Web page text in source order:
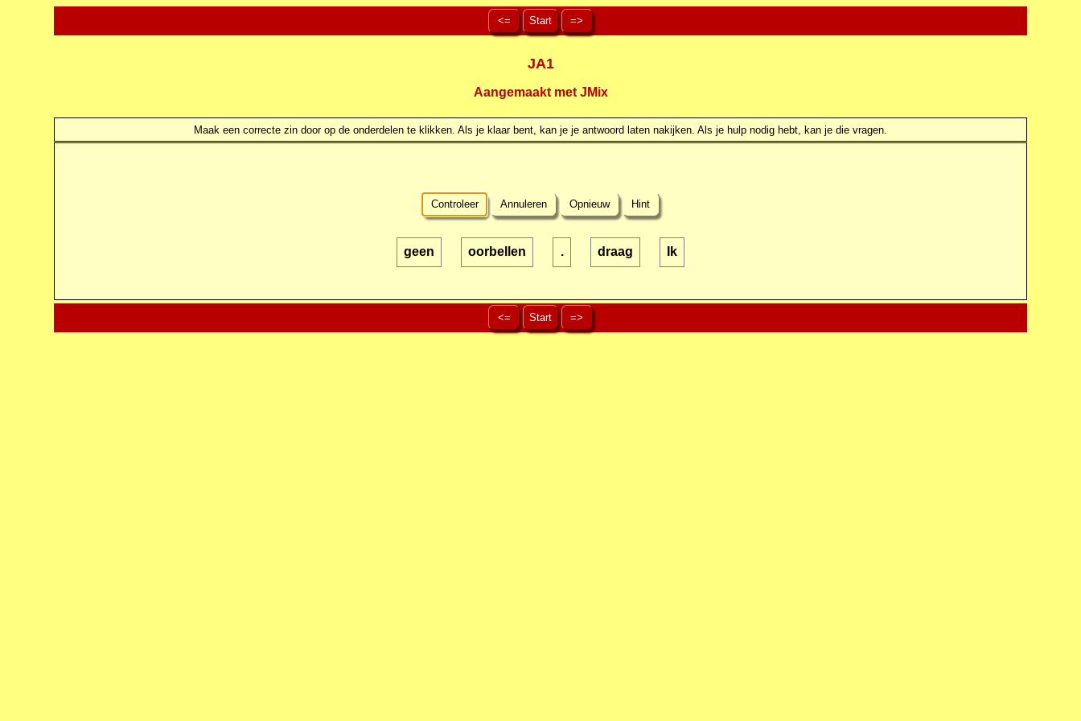
<= Start =>
JA1
Aangemaakt met JMix
Maak een correcte zin door op de onderdelen te klikken. Als je klaar bent, kan je je antwoord laten nakijken. Als je hulp nodig hebt, kan je die vragen.
Controleer Annuleren Opnieuw Hint
geen oorbellen . draag Ik
<= Start =>